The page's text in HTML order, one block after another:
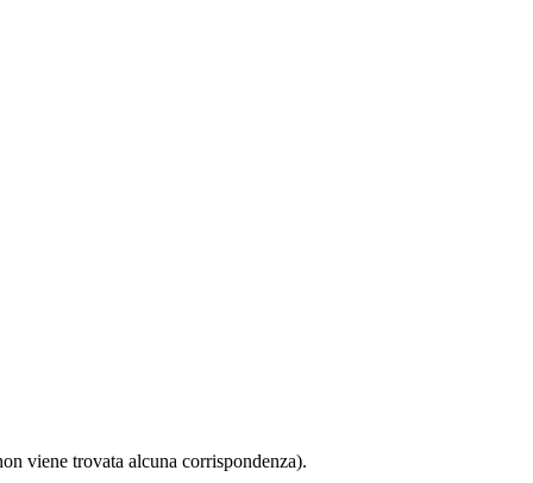
viene trovata alcuna corrispondenza).